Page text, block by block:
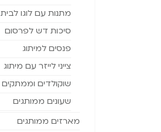
מתנות עם לוגו לבית
סיכות דש לפרסום
פנסים למיתוג
צייני לייזר עם מיתוג
שוקולדים וממתקים
שעונים ממותגים
מארזים ממותגים